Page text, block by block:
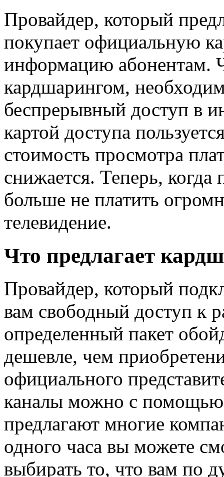
Провайдер, который
покупает официальную
информацию абонентам.
кардшарингом,
беспрерывный доступ в
картой доступа
стоимость просмотра
снижается. Теперь,
больше не платить
телевидение.
Что предлагает
Провайдер, который
вам свободный доступ к
определенный пакет
дешевле, чем
официального
каналы можно с помощью
предлагают многие
одного часа вы можете
выбирать то, что вам по